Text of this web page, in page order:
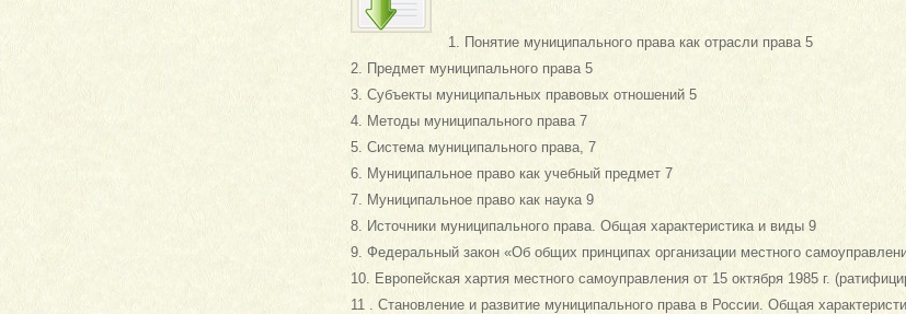
1. Понятие муниципального права как отрасли права 5
2. Предмет муниципального права 5
3. Субъекты муниципальных правовых отношений 5
4. Методы муниципального права 7
5. Система муниципального права, 7
6. Муниципальное право как учебный предмет 7
7. Муниципальное право как наука 9
8. Источники муниципального права. Общая характеристика и виды 9
9. Федеральный закон «Об общих принципах организации местного
10. Европейская хартия местного самоуправления от 15 октября 1985 г.
11 . Становление и развитие муниципального права в России. Общая